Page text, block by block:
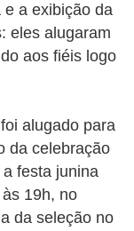
e a exibição da
eles alugaram
aos fiéis logo
alugado para
da celebração
festa junina
19h, no
da seleção no